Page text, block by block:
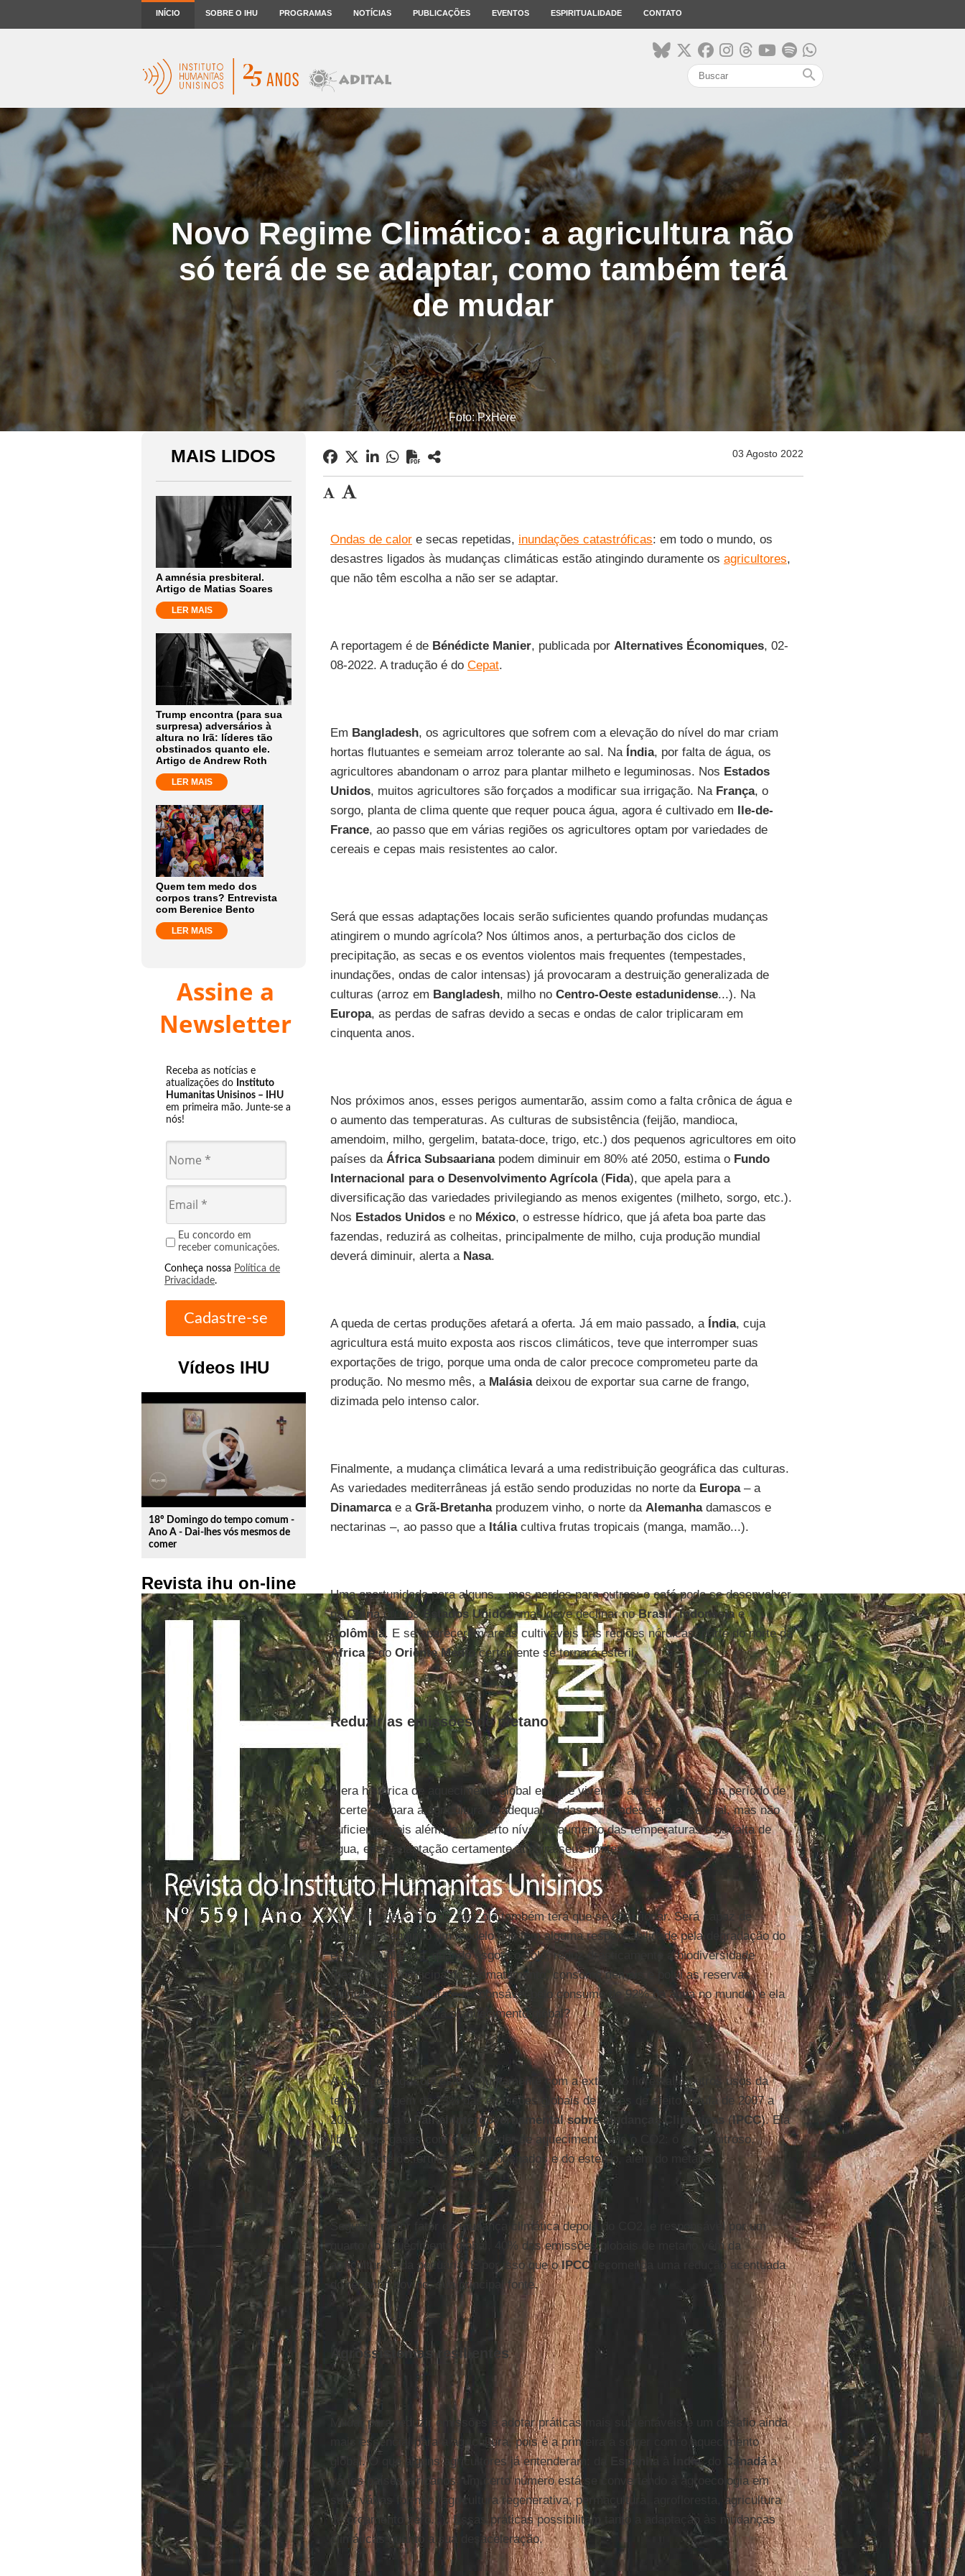
INÍCIO SOBRE O IHU PROGRAMAS NOTÍCIAS PUBLICAÇÕES EVENTOS ESPIRITUALIDADE CONTATO
search
Novo Regime Climático: a agricultura não
só terá de se adaptar, como também terá
de mudar
Foto: PxHere
MAIS LIDOS
A amnésia presbiteral.
Artigo de Matias Soares
LER MAIS
Trump encontra (para sua
surpresa) adversários à
altura no Irã: líderes tão
obstinados quanto ele.
Artigo de Andrew Roth
LER MAIS
Quem tem medo dos
corpos trans? Entrevista
com Berenice Bento
LER MAIS
Assine a
Newsletter
Receba as notícias e
atualizações do Instituto
Humanitas Unisinos – IHU
em primeira mão. Junte-se a
nós!
Eu concordo em
receber comunicações.
Conheça nossa Política de
Privacidade.
Vídeos IHU
play_circle_outline
18º Domingo do tempo comum -
Ano A - Dai-lhes vós mesmos de
comer
Revista ihu on-line
03 Agosto 2022
Ondas de calore secas repetidas, inundações catastróficas: em todo o mundo, os
desastres ligados às mudanças climáticas estão atingindo duramente os agricultores,
que não têm escolha a não ser se adaptar.
A reportagem é de Bénédicte Manier, publicada por Alternatives Économiques, 02-
08-2022. A tradução é do Cepat.
Em Bangladesh, os agricultores que sofrem com a elevação do nível do mar criam
hortas flutuantes e semeiam arroz tolerante ao sal. Na Índia, por falta de água, os
agricultores abandonam o arroz para plantar milheto e leguminosas. Nos Estados
Unidos, muitos agricultores são forçados a modificar sua irrigação. Na França, o
sorgo, planta de clima quente que requer pouca água, agora é cultivado em Ile-de-
France, ao passo que em várias regiões os agricultores optam por variedades de
cereais e cepas mais resistentes ao calor.
Será que essas adaptações locais serão suficientes quando profundas mudanças
atingirem o mundo agrícola? Nos últimos anos, a perturbação dos ciclos de
precipitação, as secas e os eventos violentos mais frequentes (tempestades,
inundações, ondas de calor intensas) já provocaram a destruição generalizada de
culturas (arroz em Bangladesh, milho no Centro-Oeste estadunidense...). Na
Europa, as perdas de safras devido a secas e ondas de calor triplicaram em
cinquenta anos.
Nos próximos anos, esses perigos aumentarão, assim como a falta crônica de água e
o aumento das temperaturas. As culturas de subsistência (feijão, mandioca,
amendoim, milho, gergelim, batata-doce, trigo, etc.) dos pequenos agricultores em oito
países da África Subsaarianapodem diminuir em 80% até 2050, estima o Fundo
Internacional para o Desenvolvimento Agrícola(Fida), que apela para a
diversificação das variedades privilegiando as menos exigentes (milheto, sorgo, etc.).
Nos Estados Unidose no México, o estresse hídrico, que já afeta boa parte das
fazendas, reduzirá as colheitas, principalmente de milho, cuja produção mundial
deverá diminuir, alerta a Nasa.
A queda de certas produções afetará a oferta. Já em maio passado, a Índia, cuja
agricultura está muito exposta aos riscos climáticos, teve que interromper suas
exportações de trigo, porque uma onda de calor precoce comprometeu parte da
produção. No mesmo mês, a Malásiadeixou de exportar sua carne de frango,
dizimada pelo intenso calor.
Finalmente, a mudança climática levará a uma redistribuição geográfica das culturas.
As variedades mediterrâneas já estão sendo produzidas no norte da Europa– a
Dinamarcae a Grã-Bretanhaproduzem vinho, o norte da Alemanhadamascos e
nectarinas –, ao passo que a Itáliacultiva frutas tropicais (manga, mamão...).
Uma oportunidade para alguns... mas perdas para outros: o café pode se desenvolver
naChinaou nos Estados Unidos, mas deve declinar noBrasil,Indonésiae
Colômbia. E se aparecerem áreas cultiváveis nas regiões nórdicas, parte do norte da
Áfricae do Oriente Médiocertamente se tornará estéril.
Reduzir as emissões de metano
A era histórica de aquecimento global em que vivemos abre, portanto, um período de
incertezas para a agricultura. A adequação das variedades será essencial, mas não
suficiente, pois além de um certo nível de aumento das temperaturas e da falta de
água, essa adaptação certamente atingirá seus limites.
Na realidade, o mundo agrícola também terá que se questionar. Será capaz de
continuar seguindo um modelo que tem alguma responsabilidade pela degradação do
estado do planeta, quando esgota o solo, reduz drasticamente a biodiversidade
(pesticidas), participa do desmatamento, consome demais e polui as reservas
hídricas (a agricultura é responsável pelo consumo de 92% da água no mundo) e ela
mesma contribui para o aquecimento global?
A atividade agrícola esteve, juntamente com a extração florestal e outros usos da
terra, na origem de 23% das emissões globais de gases de efeito estufa de 2007 a
2016, lembra o Painel Intergovernamental sobre Mudanças Climáticas (IPCC). Ela
libera dois gases com maior poder de aquecimento que o CO2: o óxido nitroso,
proveniente de fertilizantes nitrogenados e do esterco, além do metano.
Segundo maior fator de mudança climática depois do CO2, e responsável por um
quarto do aquecimento global, 40% das emissões globais de metano vêm da
agricultura e da pecuária. É por isso que oIPCC recomenda uma redução acentuada
do rebanho bovino, sua principal fonte.
Agrossistemas resilientes
Mudar para reduzir emissões e adotar práticas mais sustentáveis é um desafio ainda
mais essencial para a agricultura, pois é a primeira a sofrer com o aquecimento
global. O que alguns agricultores já entenderam: da
Espanha Índia, do Canadáa
vários países africanos, um certo número está se convertendo à agroecologia em
suas várias formas (agricultura regenerativa, permacultura, agrofloresta, agricultura
de orçamento zero...). Essas práticas possibilitam tanto a adaptação às mudanças
climáticas quanto a sua desaceleração.